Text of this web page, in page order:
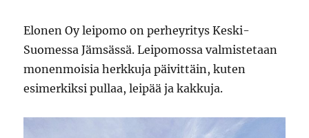
Elonen Oy leipomo on perheyritys Keski-
Suomessa Jämsässä. Leipomossa valmistetaan
monenmoisia herkkuja päivittäin, kuten
esimerkiksi pullaa, leipää ja kakkuja.